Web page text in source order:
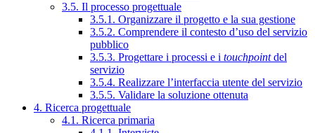
3.5. Il processo progettuale
3.5.1. Organizzare il progetto e la sua gestione
3.5.2. Comprendere il contesto d’uso del servizio
pubblico
3.5.3. Progettare i processi e i touchpointdel
servizio
3.5.4. Realizzare l’interfaccia utente del servizio
3.5.5. Validare la soluzione ottenuta
4. Ricerca progettuale
4.1. Ricerca primaria